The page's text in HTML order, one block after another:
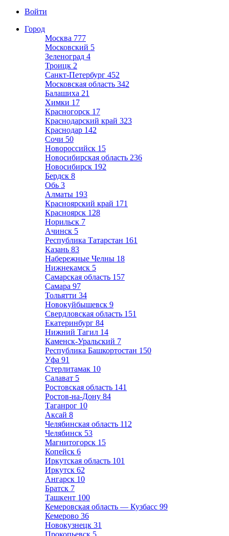
Войти
Город
Москва 777
Московский 5
Зеленоград 4
Троицк 2
Санкт-Петербург 452
Московская область 342
Балашиха 21
Химки 17
Красногорск 17
Краснодарский край 323
Краснодар 142
Сочи 50
Новороссийск 15
Новосибирская область 236
Новосибирск 192
Бердск 8
Обь 3
Алматы 193
Красноярский край 171
Красноярск 128
Норильск 7
Ачинск 5
Республика Татарстан 161
Казань 83
Набережные Челны 18
Нижнекамск 5
Самарская область 157
Самара 97
Тольятти 34
Новокуйбышевск 9
Свердловская область 151
Екатеринбург 84
Нижний Тагил 14
Каменск-Уральский 7
Республика Башкортостан 150
Уфа 91
Стерлитамак 10
Салават 5
Ростовская область 141
Ростов-на-Дону 84
Таганрог 10
Аксай 8
Челябинская область 112
Челябинск 53
Магнитогорск 15
Копейск 6
Иркутская область 101
Иркутск 62
Ангарск 10
Братск 7
Ташкент 100
Кемеровская область — Кузбасс 99
Кемерово 36
Новокузнецк 31
Прокопьевск 5